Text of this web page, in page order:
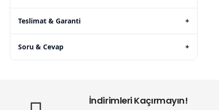
Teslimat & Garanti +
Soru & Cevap +
İndirimleri Kaçırmayın!